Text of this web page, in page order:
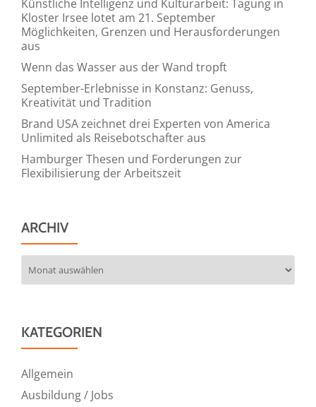
Künstliche Intelligenz und Kulturarbeit: Tagung in
Kloster Irsee lotet am 21. September
Möglichkeiten, Grenzen und Herausforderungen
aus
Wenn das Wasser aus der Wand tropft
September-Erlebnisse in Konstanz: Genuss,
Kreativität und Tradition
Brand USA zeichnet drei Experten von America
Unlimited als Reisebotschafter aus
Hamburger Thesen und Forderungen zur
Flexibilisierung der Arbeitszeit
ARCHIV
KATEGORIEN
Allgemein
Ausbildung / Jobs